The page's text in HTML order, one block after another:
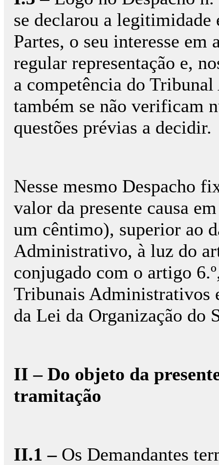
se declarou a legitimidade
Partes, o seu interesse em
regular representação e,
a competência do
também se não verificam
questões prévias a decidir.
Nesse mesmo Despacho
valor da presente causa
um cêntimo), superior ao
Administrativo, à luz do
conjugado com o artigo
Tribunais Administrativos
da Lei da Organização do
II – Do objeto da
tramitação
II.1 –Os Demandantes